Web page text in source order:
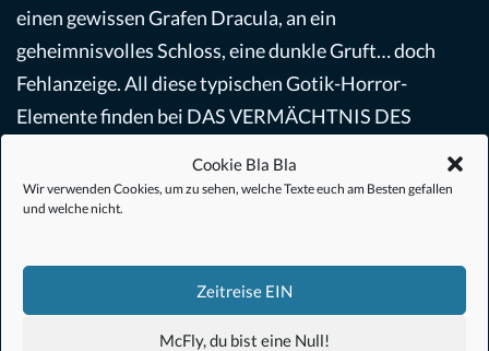
Cookie Bla Bla
Wir verwenden Cookies, um zu sehen, welche Texte euch am Besten gefallen
und welche nicht.
Zeitreise EIN
McFly, du bist eine Null!
einen gewissen Grafen Dracula, an ein
geheimnisvolles Schloss, eine dunkle Gruft… doch
Fehlanzeige. All diese typischen Gotik-Horror-
Elemente finden bei DAS VERMÄCHTNIS DES